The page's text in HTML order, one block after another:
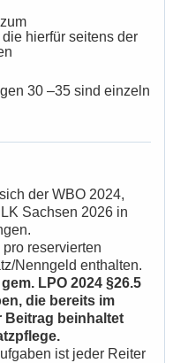
hierfür seitens der
30 –35 sind einzeln
der WBO 2024,
Sachsen 2026 in
reservierten
Nenngeld enthalten.
LPO 2024 §26.5
die bereits im
Beitrag beinhaltet
ist jeder Reiter